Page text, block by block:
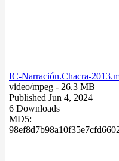
IC-Narración.Chacra-
video/mpeg - 26.3 MB
Published Jun 4, 2024
6 Downloads
MD5: